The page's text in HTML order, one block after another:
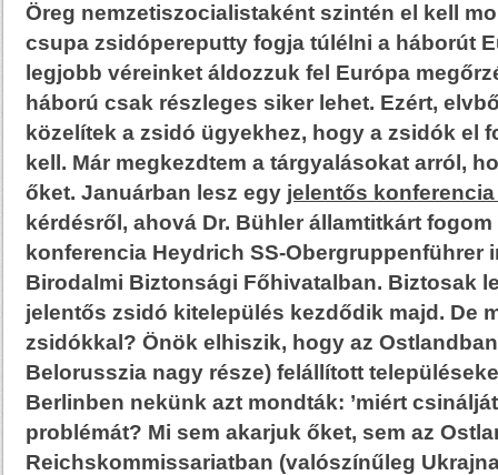
Öreg nemzetiszocialistaként szintén el kell
csupa zsidópereputty fogja túlélni a háborút
legjobb véreinket áldozzuk fel Európa
háború csak részleges siker lehet. Ezért,
közelítek a zsidó ügyekhez, hogy a zsidók el
kell. Már megkezdtem a tárgyalásokat arról,
őket. Januárban lesz egy jelentős
kérdésről, ahová Dr. Bühler államtitkárt
konferencia Heydrich SS-Obergruppenführer
Birodalmi Biztonsági Főhivatalban. Biztosak
jelentős zsidó kitelepülés kezdődik majd. De
zsidókkal? Önök elhiszik, hogy az
Belorusszia nagy része) felállított
Berlinben nekünk azt mondták: ’miért
problémát? Mi sem akarjuk őket, sem az
Reichskommissariatban (valószínűleg